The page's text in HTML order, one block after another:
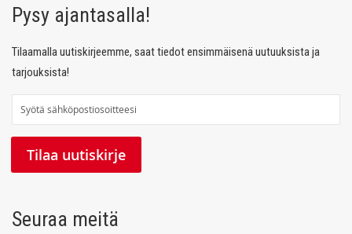
Pysy ajantasalla!
Tilaamalla uutiskirjeemme, saat tiedot ensimmäisenä uutuuksista ja
tarjouksista!
i
u
Tilaa uutiskirje
Seuraa meitä